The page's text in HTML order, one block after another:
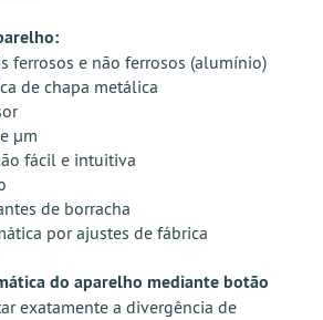
ferrosos e não ferrosos (alumínio)
de chapa metálica
μm
fácil e intuitiva
de borracha
por ajustes de fábrica
do aparelho mediante botão
exatamente a divergência de